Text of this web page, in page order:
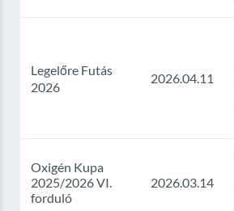
Legelőre Futás
2026
2026.04.11
Oxigén Kupa
2025/2026 VI.
forduló
2026.03.14